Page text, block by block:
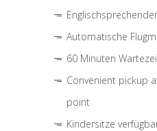
Automatische
60 Minuten
Convenient pickup
point
Kindersitze